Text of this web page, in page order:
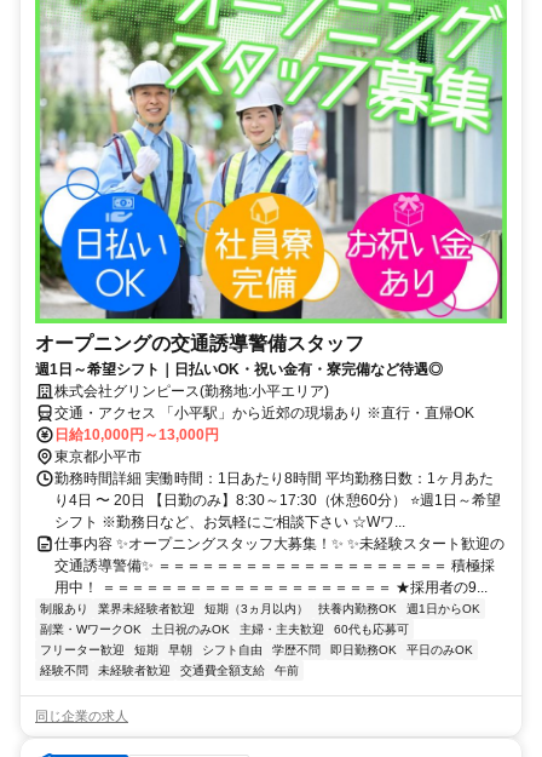
オープニングの交通誘導警備スタッフ
週1日～希望シフト｜日払いOK・祝い金有・寮完備など待遇◎
株式会社グリンピース(勤務地:小平エリア)
交通・アクセス 「小平駅」から近郊の現場あり ※直行・直帰OK
日給10,000円～13,000円
東京都小平市
勤務時間詳細 実働時間：1日あたり8時間 平均勤務日数：1ヶ月あた
り4日 〜 20日 【日勤のみ】8:30～17:30（休憩60分） ⭐週1日～希望
シフト ※勤務日など、お気軽にご相談下さい ☆Wワ...
仕事内容 ✨オープニングスタッフ大募集！✨ ✨未経験スタート歓迎の
交通誘導警備✨ ＝＝＝＝＝＝＝＝＝＝＝＝＝＝＝＝＝＝＝＝ 積極採
用中！ ＝＝＝＝＝＝＝＝＝＝＝＝＝＝＝＝＝＝＝＝ ★採用者の9...
制服あり 業界未経験者歓迎 短期（3ヵ月以内） 扶養内勤務OK
週1日からOK
副業・WワークOK
土日祝のみOK 主婦・主夫歓迎
60代も応募可
フリーター歓迎
短期 早朝 シフト自由 学歴不問 即日勤務OK
平日のみOK
経験不問
未経験者歓迎 交通費全額支給 午前
同じ企業の求人